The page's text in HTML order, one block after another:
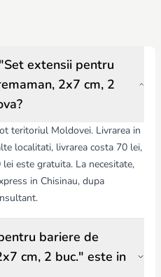
extensii pentru
2x7 cm, 2
teritoriul Moldovei. Livrarea in
localitati, livrarea costa 70 lei,
este gratuita. La necesitate,
in Chisinau, dupa
bariere de
cm, 2 buc." este in